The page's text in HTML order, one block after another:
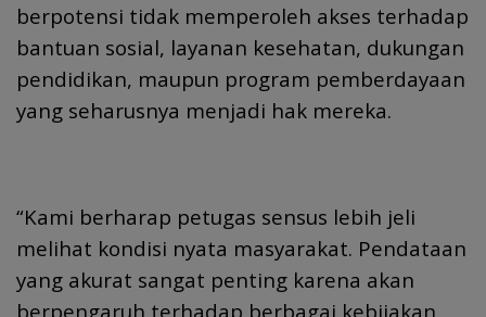
berpotensi tidak memperoleh akses terhadap
bantuan sosial, layanan kesehatan, dukungan
pendidikan, maupun program pemberdayaan
yang seharusnya menjadi hak mereka.
“Kami berharap petugas sensus lebih jeli
melihat kondisi nyata masyarakat. Pendataan
yang akurat sangat penting karena akan
berpengaruh terhadap berbagai kebijakan